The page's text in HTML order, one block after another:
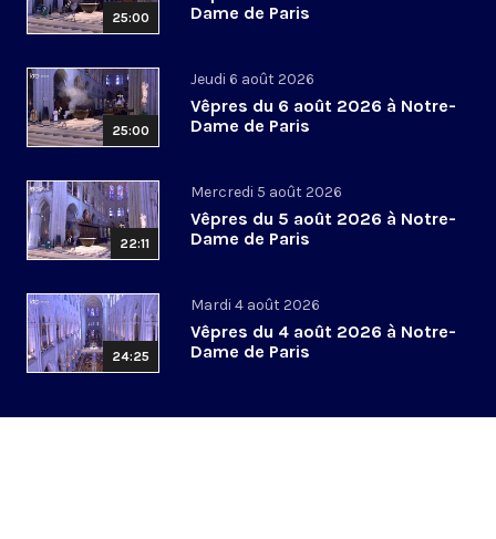
25:00
Dame de Paris
25:00
Jeudi 6 août 2026
Vêpres du 6 août 2026 à Notre-
Dame de Paris
22:11
Mercredi 5 août 2026
Vêpres du 5 août 2026 à Notre-
Dame de Paris
24:25
Mardi 4 août 2026
Vêpres du 4 août 2026 à Notre-
Dame de Paris